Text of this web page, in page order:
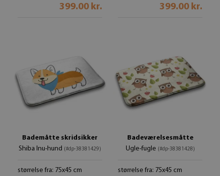
399.00 kr. 399.00 kr.
Bademåtte skridsikker
Shiba Inu-hund (#dp-38381429)
størrelse fra: 75x45 cm
Badeværelsesmåtte
Ugle-fugle (#dp-38381428)
størrelse fra: 75x45 cm